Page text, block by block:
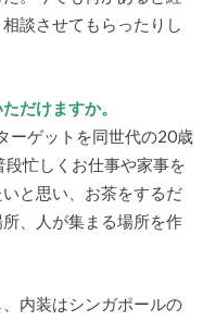
談させてもらったりし
だけますか。
ーゲットを同世代の20歳
忙しくお仕事や家事を
と思い、お茶をするだ
、人が集まる場所を作
内装はシンガポールの